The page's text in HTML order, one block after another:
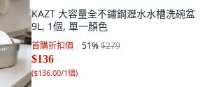
KAZT 大容量全不鏽鋼瀝水水槽洗碗盆
9L, 1個, 單一顏色
首購折扣價 51%$279
$136
($136.00/1個)